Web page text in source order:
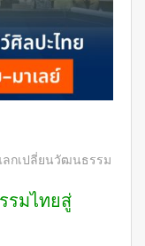
ลกเปลี่ยนวัฒนธรรม
รมไทยสู่